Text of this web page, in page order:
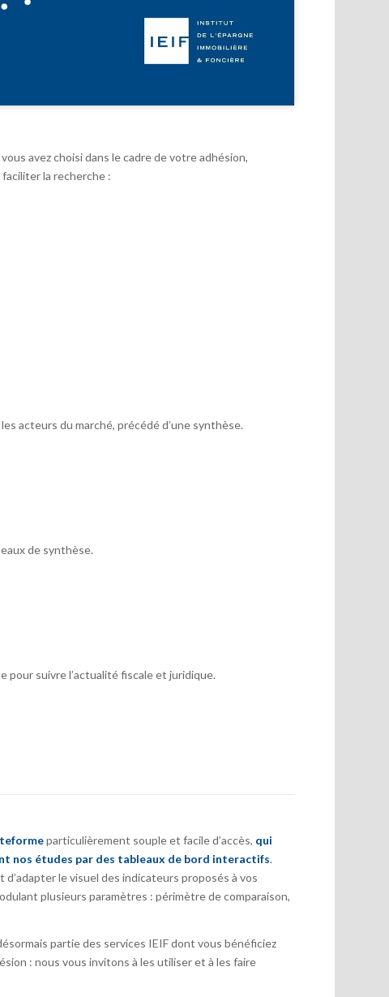
avez choisi dans le cadre de votre adhésion,
la recherche :
acteurs du marché, précédé d’une synthèse.
de synthèse.
pour suivre l’actualité fiscale et juridique.
particulièrement souple et facile d’accès, qui
nos études par des tableaux de bord interactifs.
le visuel des indicateurs proposés à vos
plusieurs paramètres : périmètre de comparaison,
partie des services IEIF dont vous bénéficiez
: nous vous invitons à les utiliser et à les faire